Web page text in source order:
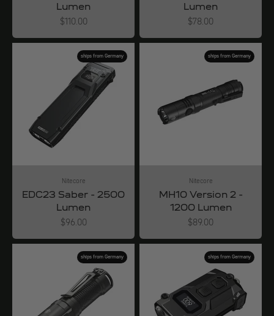
Lumen
Angebot
$110.00
Lumen
Angebot
$78.00
ships from Germany
Nitecore
EDC23 Saber - 2500
Lumen
Angebot
$96.00
ships from Germany
Nitecore
MH10 Version 2 -
1200 Lumen
Angebot
$89.00
ships from Germany ships from Germany